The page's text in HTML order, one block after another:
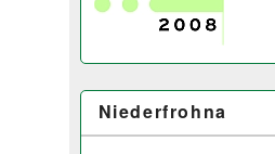
Niederfrohna